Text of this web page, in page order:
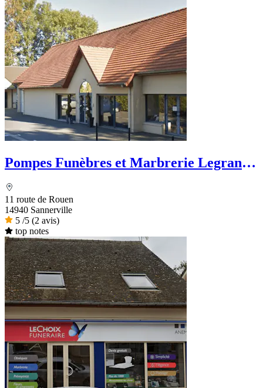
Pompes Funèbres et Marbrerie Legrand -
11 route de Rouen
14940 Sannerville
5 /5 (2 avis)
top notes